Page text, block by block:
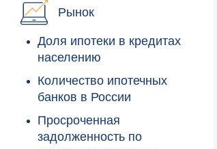
Рынок
Доля ипотеки в кредитах
населению
Количество ипотечных
банков в России
Просроченная
задолженность по